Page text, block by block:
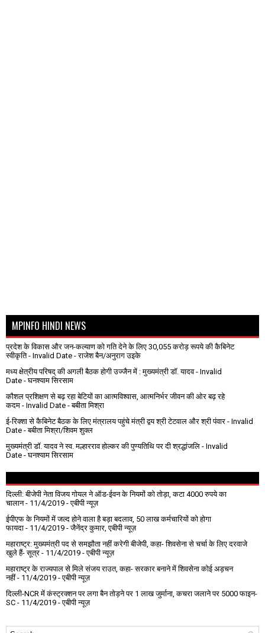
MPINFO HINDI NEWS
प्रदेश के विकास और जन-कल्याण को गति देने के लिए 30,055 करोड़ रूपये की कैबिनेट
स्वीकृति- Invalid Date - राजेश बैन/अनुराग उइके
मध्य क्षेत्रीय परिषद् की अगली बैठक होगी उज्जैन में : मुख्यमंत्री डॉ. यादव- Invalid
Date - घनश्याम सिरसाम
कौशल प्रशिक्षण से बढ़ रहा बेटियों का आत्मविश्वास, आत्मनिर्भर जीवन की ओर बढ़ रहे
कदम - Invalid Date - बबीता मिश्रा
ई-रिक्शा से कैबिनेट बैठक के लिए मंत्रालय पहुंचे मंत्री द्वय श्री टेटवाल और श्री पंवार - Invalid
Date - बबीता मिश्रा/शिवम शुक्ल
मुख्यमंत्री डॉ. यादव ने स्व. मल्हारराव होल्कर की पुण्यतिथि पर दी श्रद्धांजलि - Invalid
Date - घनश्याम सिरसाम
दिल्ली: बीजेपी नेता विजय गोयल ने ऑड-ईवन के नियमों को तोड़ा, कटा 4000 रुपये का
चालान- 11/4/2019 - एबीपी न्यूज़
ईपीएफ के नियमों में जल्द होने वाला है बड़ा बदलाव, 50 लाख कर्मचारियों को होगा
फायदा - 11/4/2019 - जैनेंद्र कुमार, एबीपी न्यूज़
महाराष्ट्र: मुख्यमंत्री पद से समझौता नहीं करेगी बीजेपी, कहा- शिवसेना से चर्चा के लिए दरवाजे
खुले हैं- सूत्र - 11/4/2019 - एबीपी न्यूज़
महाराष्ट्र के राज्यपाल से मिले संजय राउत, कहा- सरकार बनाने में शिवसेना कोई अड़चन
नहीं- 11/4/2019 - एबीपी न्यूज़
दिल्ली-NCR में कंस्ट्रक्शन पर लगा बैन तोड़ने पर 1 लाख जुर्माना, कचरा जलाने पर ₹5000 फाइन-
SC - 11/4/2019 - एबीपी न्यूज़